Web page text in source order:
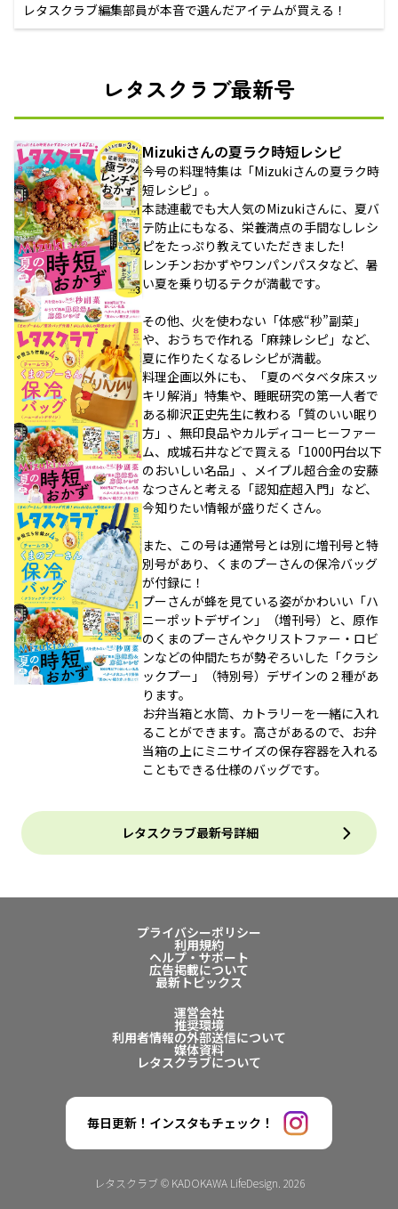
レタスクラブ編集部員が本音で選んだアイテムが買える！
レタスクラブ最新号
Mizukiさんの夏ラク時短レシピ
今号の料理特集は「Mizukiさんの夏ラク時
短レシピ」。
本誌連載でも大人気のMizukiさんに、夏バ
テ防止にもなる、栄養満点の手間なしレシ
ピをたっぷり教えていただきました!
レンチンおかずやワンパンパスタなど、暑
い夏を乗り切るテクが満載です。
その他、火を使わない「体感“秒”副菜」
や、おうちで作れる「麻辣レシピ」など、
夏に作りたくなるレシピが満載。
料理企画以外にも、「夏のベタベタ床スッ
キリ解消」特集や、睡眠研究の第一人者で
ある柳沢正史先生に教わる「質のいい眠り
方」、無印良品やカルディコーヒーファー
ム、成城石井などで買える「1000円台以下
のおいしい名品」、メイプル超合金の安藤
なつさんと考える「認知症超入門」など、
今知りたい情報が盛りだくさん。
また、この号は通常号とは別に増刊号と特
別号があり、くまのプーさんの保冷バッグ
が付録に！
プーさんが蜂を見ている姿がかわいい「ハ
ニーポットデザイン」（増刊号）と、原作
のくまのプーさんやクリストファー・ロビ
ンなどの仲間たちが勢ぞろいした「クラシ
ックプー」（特別号）デザインの２種があ
ります。
お弁当箱と水筒、カトラリーを一緒に入れ
ることができます。高さがあるので、お弁
当箱の上にミニサイズの保存容器を入れる
こともできる仕様のバッグです。
レタスクラブ最新号詳細
プライバシーポリシー
利用規約
ヘルプ・サポート
広告掲載について
最新トピックス
運営会社
推奨環境
利用者情報の外部送信について
媒体資料
レタスクラブについて
毎日更新！インスタもチェック！
レタスクラブ © KADOKAWA LifeDesign. 2026